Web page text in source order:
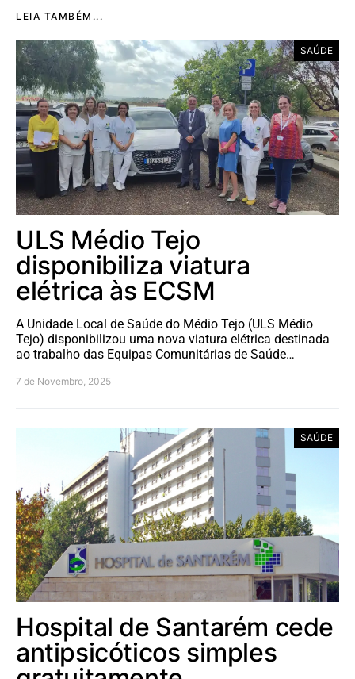
LEIA TAMBÉM...
SAÚDE
ULS Médio Tejo
disponibiliza viatura
elétrica às ECSM
A Unidade Local de Saúde do Médio Tejo (ULS Médio
Tejo) disponibilizou uma nova viatura elétrica destinada
ao trabalho das Equipas Comunitárias de Saúde…
7 de Novembro, 2025
SAÚDE
Hospital de Santarém cede
antipsicóticos simples